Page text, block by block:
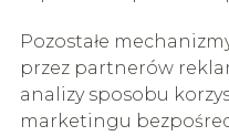
Pozostałe
przez partnerów
analizy sposobu
marketingu